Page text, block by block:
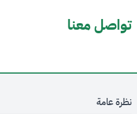
تواصل معنا
نظرة عامة